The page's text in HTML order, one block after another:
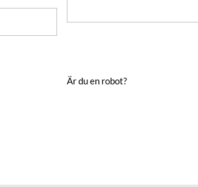
Är du en robot?